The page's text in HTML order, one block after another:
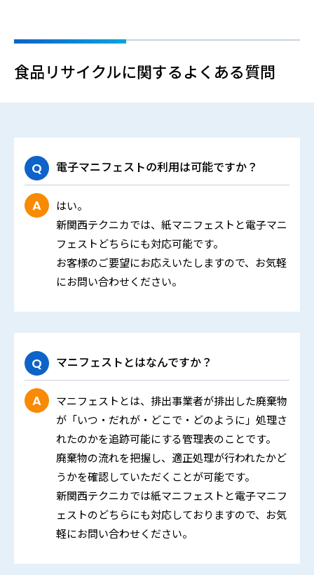
食品リサイクルに関するよくある質問
電子マニフェストの利用は可能ですか？
はい。
新関西テクニカでは、紙マニフェストと電子マニ
フェストどちらにも対応可能です。
お客様のご要望にお応えいたしますので、お気軽
にお問い合わせください。
マニフェストとはなんですか？
マニフェストとは、排出事業者が排出した廃棄物
が「いつ・だれが・どこで・どのように」処理さ
れたのかを追跡可能にする管理表のことです。
廃棄物の流れを把握し、適正処理が行われたかど
うかを確認していただくことが可能です。
新関西テクニカでは紙マニフェストと電子マニフ
ェストのどちらにも対応しておりますので、お気
軽にお問い合わせください。